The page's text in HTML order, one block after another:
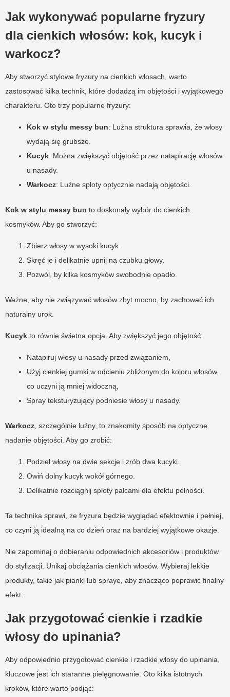
Jak wykonywać popularne fryzury
dla cienkich włosów: kok, kucyk i
warkocz?
Aby stworzyć stylowe fryzury na cienkich włosach, warto
zastosować kilka technik, które dodadzą im objętości i wyjątkowego
charakteru. Oto trzy popularne fryzury:
Kok w stylu messy bun: Luźna struktura sprawia, że włosy
wydają się grubsze.
Kucyk: Można zwiększyć objętość przez natapirację włosów
u nasady.
Warkocz: Luźne sploty optycznie nadają objętości.
Kok w stylu messy bun to doskonały wybór do cienkich
kosmyków. Aby go stworzyć:
Zbierz włosy w wysoki kucyk.
Skręć je i delikatnie upnij na czubku głowy.
Pozwól, by kilka kosmyków swobodnie opadło.
Ważne, aby nie związywać włosów zbyt mocno, by zachować ich
naturalny urok.
Kucyk to równie świetna opcja. Aby zwiększyć jego objętość:
Natapiruj włosy u nasady przed związaniem,
Użyj cienkiej gumki w odcieniu zbliżonym do koloru włosów,
co uczyni ją mniej widoczną,
Spray teksturyzujący podniesie włosy u nasady.
Warkocz , szczególnie luźny, to znakomity sposób na optyczne
nadanie objętości. Aby go zrobić:
Podziel włosy na dwie sekcje i zrób dwa kucyki.
Owiń dolny kucyk wokół górnego.
Delikatnie rozciągnij sploty palcami dla efektu pełności.
Ta technika sprawi, że fryzura będzie wyglądać efektownie i pełniej,
co czyni ją idealną na co dzień oraz na bardziej wyjątkowe okazje.
Nie zapominaj o dobieraniu odpowiednich akcesoriów i produktów
do stylizacji. Unikaj obciążania cienkich włosów. Wybieraj lekkie
produkty, takie jak pianki lub spraye, aby znacząco poprawić finalny
efekt.
Jak przygotować cienkie i rzadkie
włosy do upinania?
Aby odpowiednio przygotować cienkie i rzadkie włosy do upinania,
kluczowe jest ich staranne pielęgnowanie. Oto kilka istotnych
kroków, które warto podjąć: